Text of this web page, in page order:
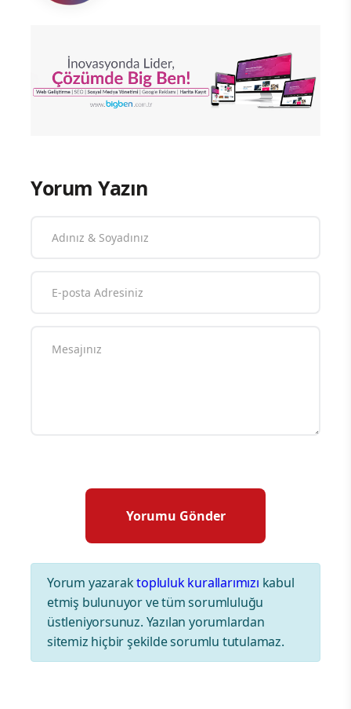
Yorum Yazın
Yorum yazaraktopluluk kurallarımızı kabul
etmiş bulunuyor ve tüm sorumluluğu
üstleniyorsunuz. Yazılan yorumlardan
sitemiz hiçbir şekilde sorumlu tutulamaz.